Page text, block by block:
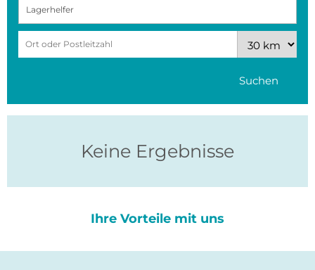
Suchen
Keine Ergebnisse
Ihre Vorteile mit uns